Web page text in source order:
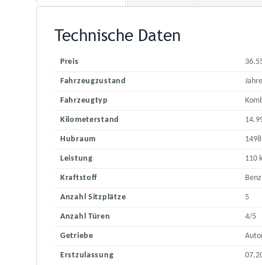
Technische Daten
Preis
Fahrzeugzustand
Fahrzeugtyp
Kilometerstand
Hubraum
Leistung 110
Kraftstoff
Anzahl Sitzplätze 5
Anzahl Türen 4/5
Getriebe
Erstzulassung